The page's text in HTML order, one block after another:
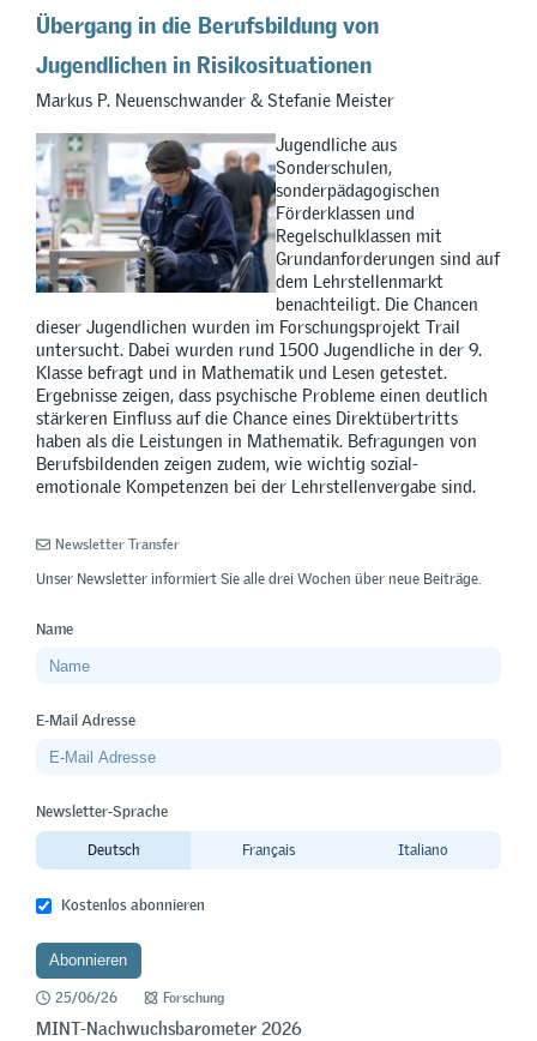
Übergang in die Berufsbildung von
Jugendlichen in Risikosituationen
Markus P. Neuenschwander & Stefanie Meister
Jugendliche aus
Sonderschulen,
sonderpädagogischen
Förderklassen und
Regelschulklassen mit
Grundanforderungen sind auf
dem Lehrstellenmarkt
benachteiligt. Die Chancen
dieser Jugendlichen wurden im Forschungsprojekt Trail
untersucht. Dabei wurden rund 1500 Jugendliche in der 9.
Klasse befragt und in Mathematik und Lesen getestet.
Ergebnisse zeigen, dass psychische Probleme einen deutlich
stärkeren Einfluss auf die Chance eines Direktübertritts
haben als die Leistungen in Mathematik. Befragungen von
Berufsbildenden zeigen zudem, wie wichtig sozial-
emotionale Kompetenzen bei der Lehrstellenvergabe sind.
Newsletter Transfer
Unser Newsletter informiert Sie alle drei Wochen über neue Beiträge.
Name
E-Mail Adresse
Newsletter-Sprache
Deutsch
Français Italiano
Kostenlos abonnieren
25/06/26 Forschung
MINT-Nachwuchsbarometer 2026